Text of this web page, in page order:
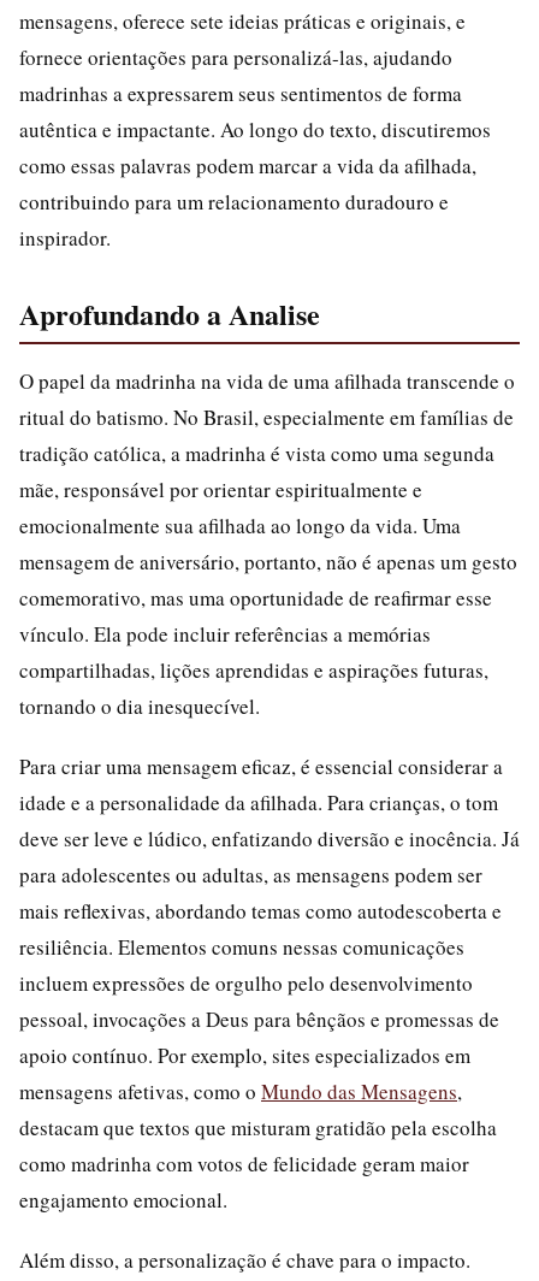
mensagens, oferece sete ideias práticas e originais, e
fornece orientações para personalizá-las, ajudando
madrinhas a expressarem seus sentimentos de forma
autêntica e impactante. Ao longo do texto, discutiremos
como essas palavras podem marcar a vida da afilhada,
contribuindo para um relacionamento duradouro e
inspirador.
Aprofundando a Analise
O papel da madrinha na vida de uma afilhada transcende o
ritual do batismo. No Brasil, especialmente em famílias de
tradição católica, a madrinha é vista como uma segunda
mãe, responsável por orientar espiritualmente e
emocionalmente sua afilhada ao longo da vida. Uma
mensagem de aniversário, portanto, não é apenas um gesto
comemorativo, mas uma oportunidade de reafirmar esse
vínculo. Ela pode incluir referências a memórias
compartilhadas, lições aprendidas e aspirações futuras,
tornando o dia inesquecível.
Para criar uma mensagem eficaz, é essencial considerar a
idade e a personalidade da afilhada. Para crianças, o tom
deve ser leve e lúdico, enfatizando diversão e inocência. Já
para adolescentes ou adultas, as mensagens podem ser
mais reflexivas, abordando temas como autodescoberta e
resiliência. Elementos comuns nessas comunicações
incluem expressões de orgulho pelo desenvolvimento
pessoal, invocações a Deus para bênçãos e promessas de
apoio contínuo. Por exemplo, sites especializados em
mensagens afetivas, como o Mundo das Mensagens,
destacam que textos que misturam gratidão pela escolha
como madrinha com votos de felicidade geram maior
engajamento emocional.
Além disso, a personalização é chave para o impacto.